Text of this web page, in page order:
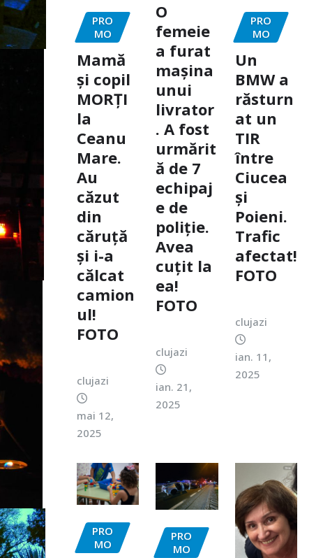
PRO
MO
Mamă
și copil
MORȚI
la
Ceanu
Mare.
Au
căzut
din
căruță
și i-a
călcat
camion
ul!
FOTO
clujazi
mai 12,
2025
O
femeie
a furat
mașina
unui
livrator
. A fost
urmărit
ă de 7
echipaj
e de
poliție.
Avea
cuțit la
ea!
FOTO
clujazi
ian. 21,
2025
PRO
MO
Un
BMW a
răsturn
at un
TIR
între
Ciucea
și
Poieni.
Trafic
afectat!
FOTO
clujazi
ian. 11,
2025
PRO
MO
PRO
MO